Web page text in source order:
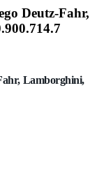
Deutz-Fahr,
Lamborghini,